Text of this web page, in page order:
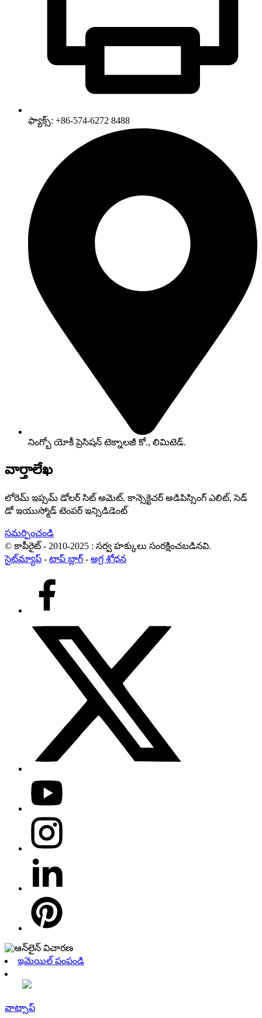
ఫ్యాక్స్: +86-574-6272 8488
నింగ్బో యోకీ ప్రెసిషన్ టెక్నాలజీ కో., లిమిటెడ్.
వార్తాలేఖ
లోరెమ్ ఇప్సమ్ డోలర్ సిట్ అమెట్, కాన్సెక్టెచర్ అడిపిస్సింగ్ ఎలిట్, సెడ్
డో ఇయుస్మోడ్ టెంపర్ ఇన్సిడిడెంట్
సమర్పించండి
© కాపీరైట్ - 2010-2025 : సర్వ హక్కులు సంరక్షించబడినవి.
సైట్‌మ్యాప్ - టాప్ బ్లాగ్- అగ్ర శోధన
ఇమెయిల్ పంపండి
వాట్సాప్